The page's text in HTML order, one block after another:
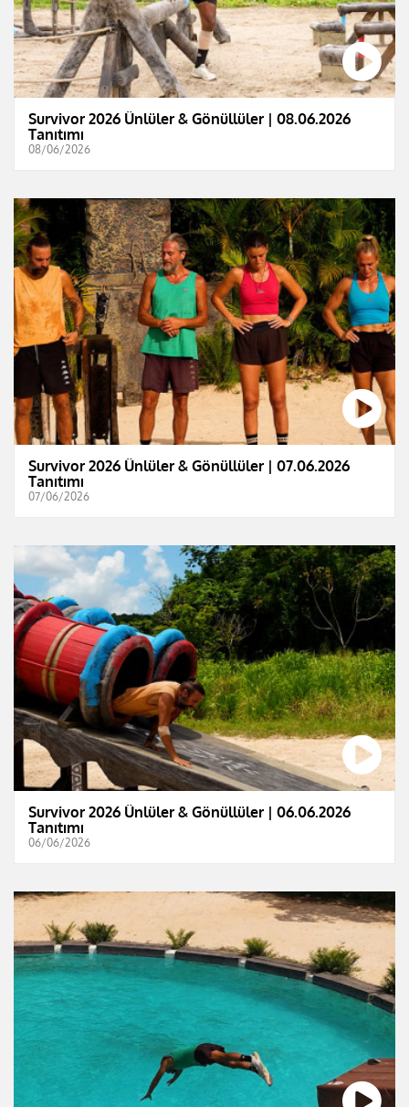
Survivor 2026 Ünlüler & Gönüllüler | 08.06.2026
Tanıtımı
08/06/2026
Survivor 2026 Ünlüler & Gönüllüler | 07.06.2026
Tanıtımı
07/06/2026
Survivor 2026 Ünlüler & Gönüllüler | 06.06.2026
Tanıtımı
06/06/2026